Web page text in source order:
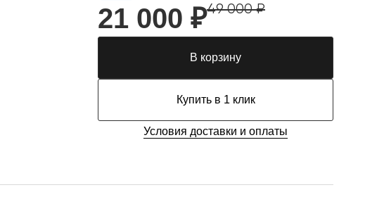
21 000 ₽49 000 ₽
В корзину
Купить в 1 клик
Условия доставки и оплаты